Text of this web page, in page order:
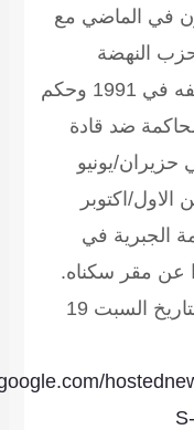
في الماضي مع
حزب النهضة
الاسلامي (محظور) وكان تم توقيفه في 1991 وحكم
اطار محاكمة ضد قادة
يونيو
الاول/اكتوبر
بالاقامة الجبرية في
عن مقر سكناه.
(المصدر : وكالة الأنباء الفرنسية بتاريخ السبت 19